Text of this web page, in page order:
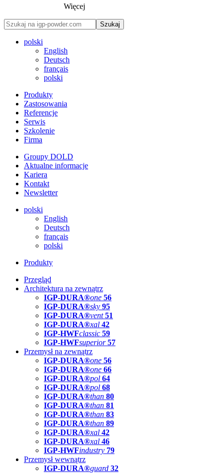
Więcej
Szukaj
polski
English
Deutsch
français
polski
Produkty
Zastosowania
Referencje
Serwis
Szkolenie
Firma
Groupy DOLD
Aktualne informacje
Kariera
Kontakt
Newsletter
polski
English
Deutsch
français
polski
Produkty
Przegląd
Architektura na zewnątrz
IGP-DURA®one 56
IGP-DURA®sky 95
IGP-DURA®vent 51
IGP-DURA®xal 42
IGP-HWFclassic 59
IGP-HWFsuperior 57
Przemysł na zewnątrz
IGP-DURA®one 56
IGP-DURA®one 66
IGP-DURA®pol 64
IGP-DURA®pol 68
IGP-DURA®than 80
IGP-DURA®than 81
IGP-DURA®than 83
IGP-DURA®than 89
IGP-DURA®xal 42
IGP-DURA®xal 46
IGP-HWFindustry 79
Przemysł wewnątrz
IGP-DURA®guard 32